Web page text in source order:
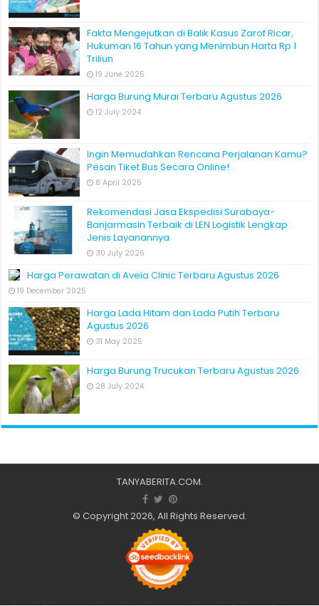
Fakta Mengejutkan di Balik Kasus Zarof Ricar,
Hukuman 16 Tahun yang Menimbun Harta Rp 1
Triliun
19 June 2025
Harga Burung Murai Terbaru Agustus 2026
12 July 2024
Ingin Memudahkan Rencana Perjalanan Kamu?
Pesan Tiket Bus Secara Online!
8 April 2025
Rekomendasi Jasa Ekspedisi Surabaya-
Banjarmasin Terbaik di LEN Logistik Lengkap
Jenis Layanannya
30 July 2026
Harga Perawatan di Aveia Clinic Terbaru Agustus 2026
19 December 2025
Harga Lada Hitam dan Lada Putih Terbaru
Agustus 2026
31 May 2025
Harga Burung Trucukan Terbaru Agustus 2026
28 July 2024
TANYABERITA.COM.
© Copyright 2026, All Rights Reserved.